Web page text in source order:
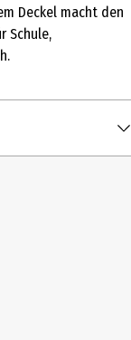
Deckel macht den
Schule,